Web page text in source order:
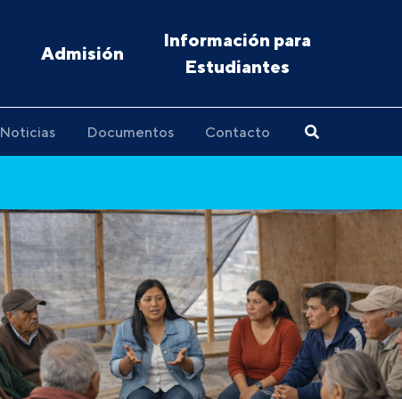
Admisión
Información para
Estudiantes
Noticias Documentos Contacto